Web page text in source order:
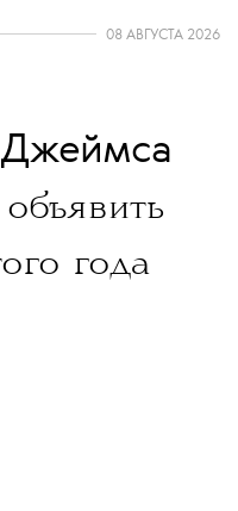
08 АВГУСТА 2026
Джеймса
года